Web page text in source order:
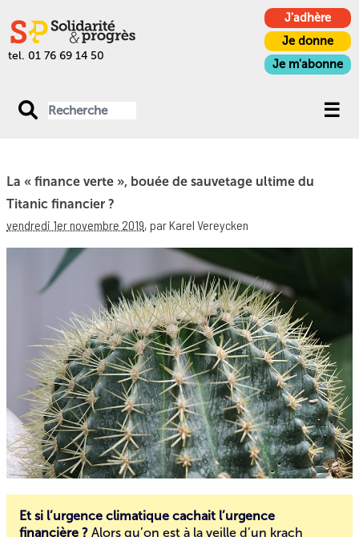
tel. 01 76 69 14 50
J'adhère
Je donne
Je m'abonne
La « finance verte », bouée de sauvetage ultime du
Titanic financier ?
vendredi 1er novembre 2019, par Karel Vereycken
Et si l’urgence climatique cachait l’urgence
financière ? Alors qu’on est à la veille d’un krach